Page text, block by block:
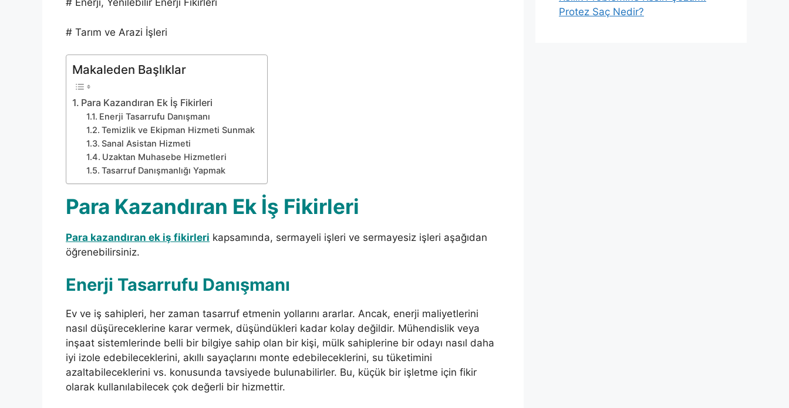
# Enerji, Yenilebilir Enerji Fikirleri
# Tarım ve Arazi İşleri
Makaleden Başlıklar
Para Kazandıran Ek İş Fikirleri
Enerji Tasarrufu Danışmanı
Temizlik ve Ekipman Hizmeti Sunmak
Sanal Asistan Hizmeti
Uzaktan Muhasebe Hizmetleri
Tasarruf Danışmanlığı Yapmak
Para Kazandıran Ek İş Fikirleri
Para kazandıran ek iş fikirleri kapsamında, sermayeli işleri ve sermayesiz işleri aşağıdan
öğrenebilirsiniz.
Enerji Tasarrufu Danışmanı
Ev ve iş sahipleri, her zaman tasarruf etmenin yollarını ararlar. Ancak, enerji maliyetlerini
nasıl düşüreceklerine karar vermek, düşündükleri kadar kolay değildir. Mühendislik veya
inşaat sistemlerinde belli bir bilgiye sahip olan bir kişi, mülk sahiplerine bir odayı nasıl daha
iyi izole edebileceklerini, akıllı sayaçlarını monte edebileceklerini, su tüketimini
azaltabileceklerini vs. konusunda tavsiyede bulunabilirler. Bu, küçük bir işletme için fikir
olarak kullanılabilecek çok değerli bir hizmettir.
Protez Saç Nedir?